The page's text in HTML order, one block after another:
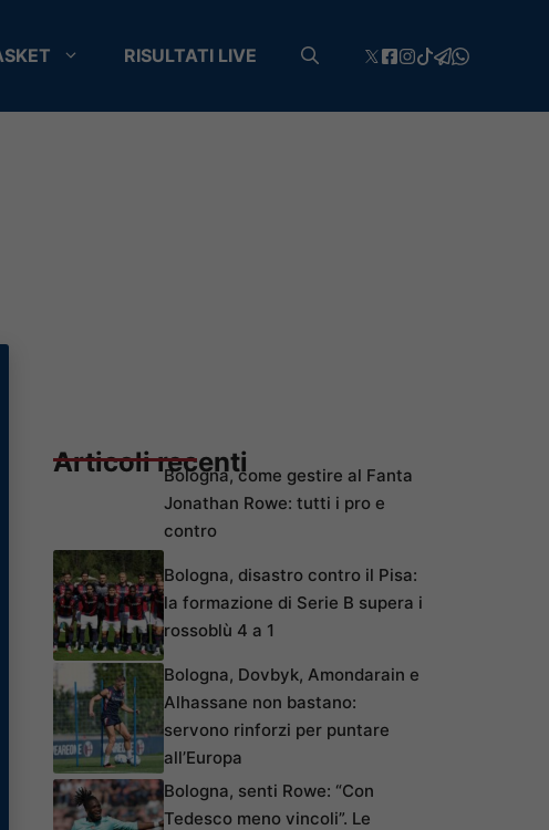
RISULTATI LIVE
Articoli recentiBologna, come gestire al Fanta
Jonathan Rowe: tutti i pro e
contro
Bologna, disastro contro il Pisa:
la formazione di Serie B supera i
rossoblù 4 a 1
Bologna, Dovbyk, Amondarain e
Alhassane non bastano:
servono rinforzi per puntare
all’Europa
Bologna, senti Rowe: “Con
Tedesco meno vincoli”. Le